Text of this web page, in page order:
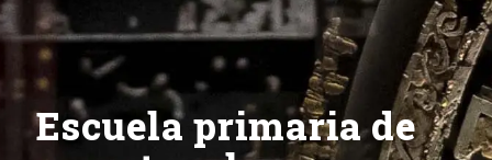
Escuela primaria de